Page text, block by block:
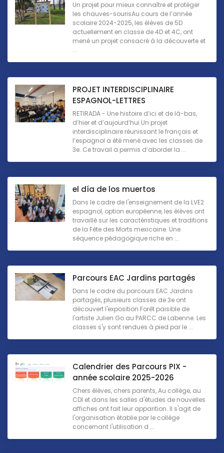
Un projet pour mieux connaître et protéger
les chauves-sourisAu cours de l’année
scolaire 2024-2025, les élèves de 5D
actuellement en classe de 4D et 4C, ont
mené un projet consacré à la découverte et
...
PROJET INTERDISCIPLINAIRE
ESPAGNOL-LETTRES
RETIRADA - Une histoire d’ici et de là-bas,
d’hier et d’aujourd’hui.Un projet
interdisciplinaire réunissant le français et
l’espagnol a été mené avec les classes de
3e. Ce travail a permis d’aborder la ...
el día de los muertos
Dans le cadre de l'enseignement de la LVE2
espagnol, option européenne, les élèves ont
travaillé sur les caractéristiques et traditions
de la Fête des Morts mexicaine. Une
séquence pédagogique riche en ...
Parcours EAC Jardins partagés
Dans le cadre du parcours EAC Jardins
partagés, plusieurs classes de 3e ont
découvert l'exposition Forêt paisible de
l'artiste Julien Go au PARCC de Labenne. Les
classes s'y sont rendues à pied par le ...
Calendrier des Parcours PIX -
année scolaire 2025-2026
Chers élèves, chers parents, Au collège, au
CDI et dans les salles d'études de nouvelles
affiches ont fait leur apparition. Il s'agit de
l'organisation établie par le collège
concernant l'utilisation d ...